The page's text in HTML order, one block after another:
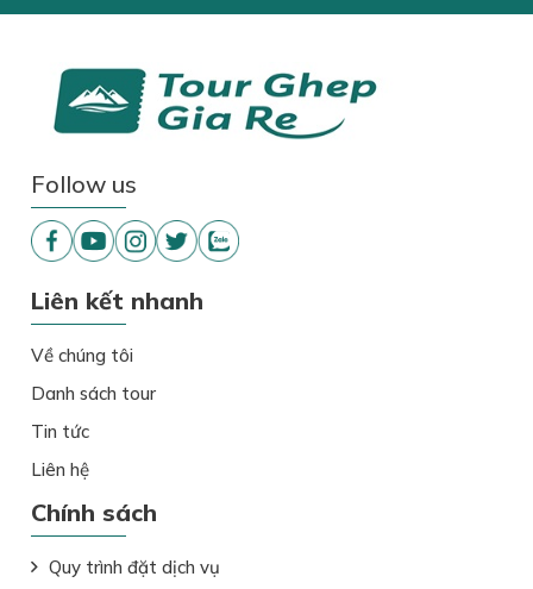
Follow us
Liên kết nhanh
Về chúng tôi
Danh sách tour
Tin tức
Liên hệ
Chính sách
Quy trình đặt dịch vụ